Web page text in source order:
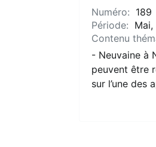
Numéro: 189
Période: Mai,
Contenu
- Neuvaine à
peuvent être
sur l’une des